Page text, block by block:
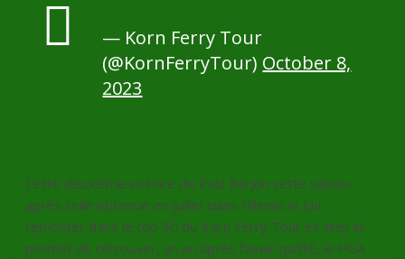
— Korn Ferry Tour
(@KornFerryTour) October 8,
2023
Cette deuxième victoire de Paul Barjon cette saison
après celle obtenue en juillet dans l’Illinois le fait
remonter dans le top 30 du Korn Ferry Tour et ainsi lui
permet de retrouver, un an après l’avoir quitté, le PGA